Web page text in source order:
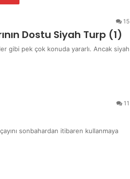
15
Dostu Siyah Turp (1)
gibi pek çok konuda yararlı. Ancak siyah
11
sonbahardan itibaren kullanmaya